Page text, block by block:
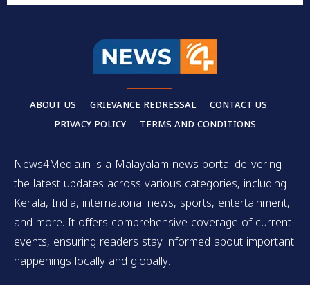
ABOUT US GRIEVANCE REDRESSAL
CONTACT US
PRIVACY POLICY
TERMS AND CONDITIONS
News4Media.in is a Malayalam news portal delivering
the latest updates across various categories, including
Kerala, India, international news, sports, entertainment,
and more. It offers comprehensive coverage of current
events, ensuring readers stay informed about important
happenings locally and globally.